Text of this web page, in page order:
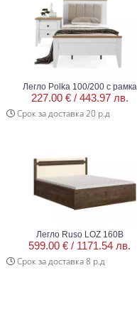
Легло Polka 100/200 с рамка
227.00 € / 443.97 лв.
Срок за доставка 20 р.д
Легло Ruso LOZ 160B
599.00 € / 1171.54 лв.
Срок за доставка 8 р.д